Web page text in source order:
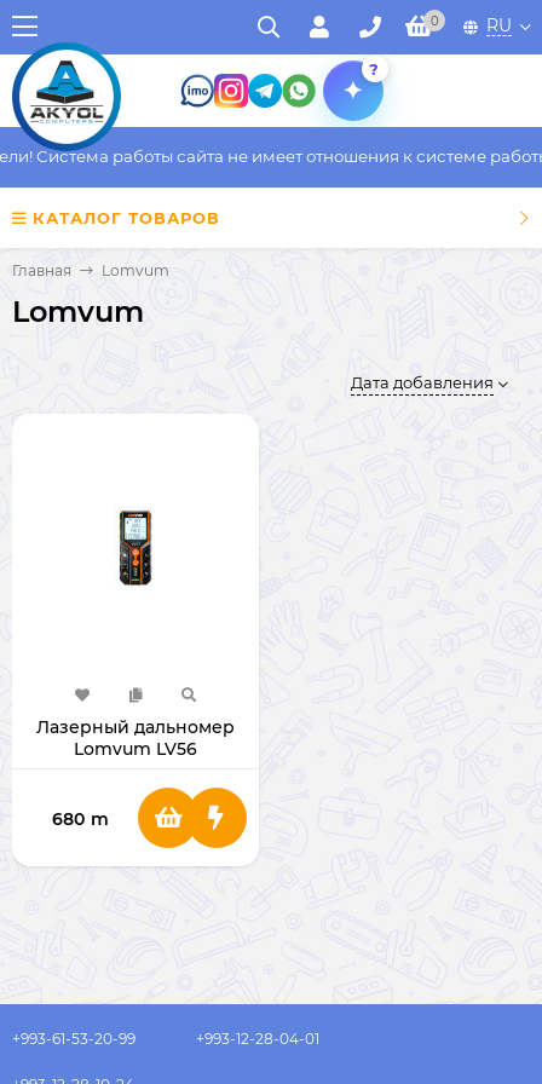
0 RU
?
Система работы сайта не имеет отношения к системе
КАТАЛОГ ТОВАРОВ
Главная Lomvum
Lomvum
Дата добавления
Лазерный дальномер
Lomvum LV56
680 m
+993-61-53-20-99 +993-12-28-04-01